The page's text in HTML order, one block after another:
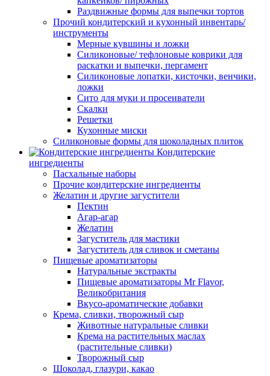
Раздвижные формы для выпечки тортов
Прочий кондитерский и кухонный инвентарь/
инструменты
Мерные кувшины и ложки
Силиконовые/ тефлоновые коврики для
раскатки и выпечки, пергамент
Силиконовые лопатки, кисточки, венчики,
ложки
Сито для муки и просеиватели
Скалки
Решетки
Кухонные миски
Силиконовые формы для шоколадных плиток
Кондитерские
ингредиенты
Пасхальные наборы
Прочие кондитерские ингредиенты
Желатин и другие загустители
Пектин
Агар-агар
Желатин
Загуститель для мастики
Загуститель для сливок и сметаны
Пищевые ароматизаторы
Натуральные экстракты
Пищевые ароматизаторы Mr Flavor,
Великобритания
Вкусо-ароматические добавки
Крема, сливки, творожный сыр
Животные натуральные сливки
Крема на растительных маслах
(растительные сливки)
Творожный сыр
Шоколад, глазури, какао